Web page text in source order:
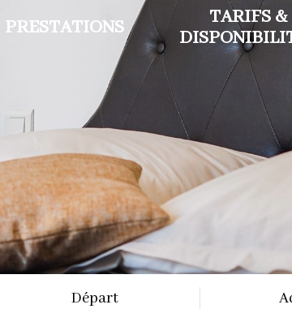
PRESTATIONS
TARIFS &
Départ